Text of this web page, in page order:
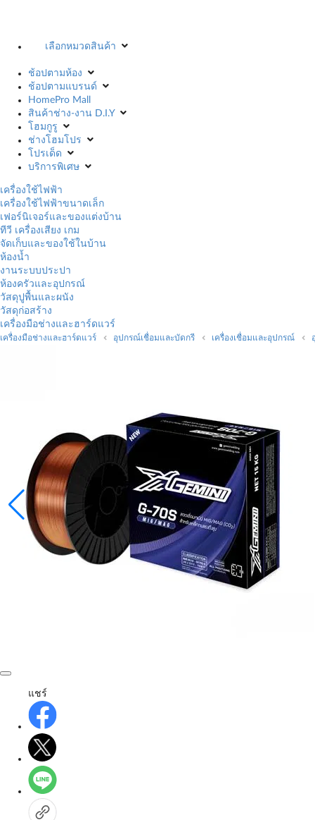
เลือกหมวดสินค้า
ช้อปตามห้อง
ช้อปตามแบรนด์
HomePro Mall
สินค้าช่าง-งาน D.I.Y
โฮมกูรู
ช่างโฮมโปร
โปรเด็ด
บริการพิเศษ
เครื่องใช้ไฟฟ้า
เครื่องใช้ไฟฟ้าขนาดเล็ก
เฟอร์นิเจอร์และของแต่งบ้าน
ทีวี เครื่องเสียง เกม
จัดเก็บและของใช้ในบ้าน
ห้องน้ำ
งานระบบประปา
ห้องครัวและอุปกรณ์
วัสดุปูพื้นและผนัง
วัสดุก่อสร้าง
เครื่องมือช่างและฮาร์ดแวร์
เครื่องมือช่างและฮาร์ดแวร์ อุปกรณ์เชื่อมและบัดกรี เครื่องเชื่อมและอุปกรณ์
แชร์